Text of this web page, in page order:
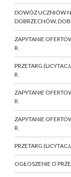
DOWÓZ UCZNIÓW
DOBRZECHÓW,
ZAPYTANIE
R.
PRZETARG
R.
ZAPYTANIE
R.
ZAPYTANIE
R.
PRZETARG
OGŁOSZENIE O